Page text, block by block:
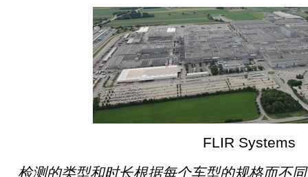
FLIR Systems
检测的类型和时长根据每个车型的规格而不